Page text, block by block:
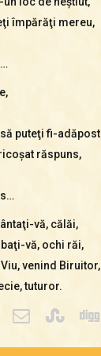
împărăţi mereu,
puteţi fi-
răspuns,
vă, călăi,
vă, ochi răi,
venind Biruitor,
tuturor.